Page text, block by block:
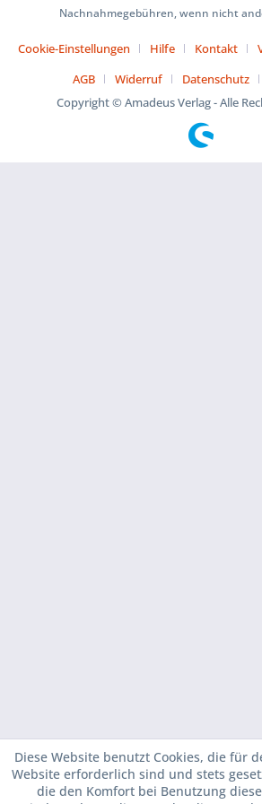
Nachnahmegebühren, wenn nicht
Cookie-Einstellungen Hilfe Kontakt
AGB
Widerruf Datenschutz
Copyright © Amadeus Verlag - Alle
Diese Website benutzt Cookies, die für
Website erforderlich sind und stets
die den Komfort bei Benutzung